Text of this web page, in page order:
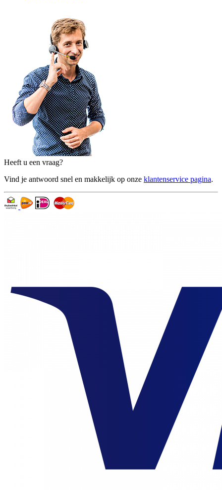
Heeft u een vraag?
Vind je antwoord snel en makkelijk op onze klantenservice pagina.